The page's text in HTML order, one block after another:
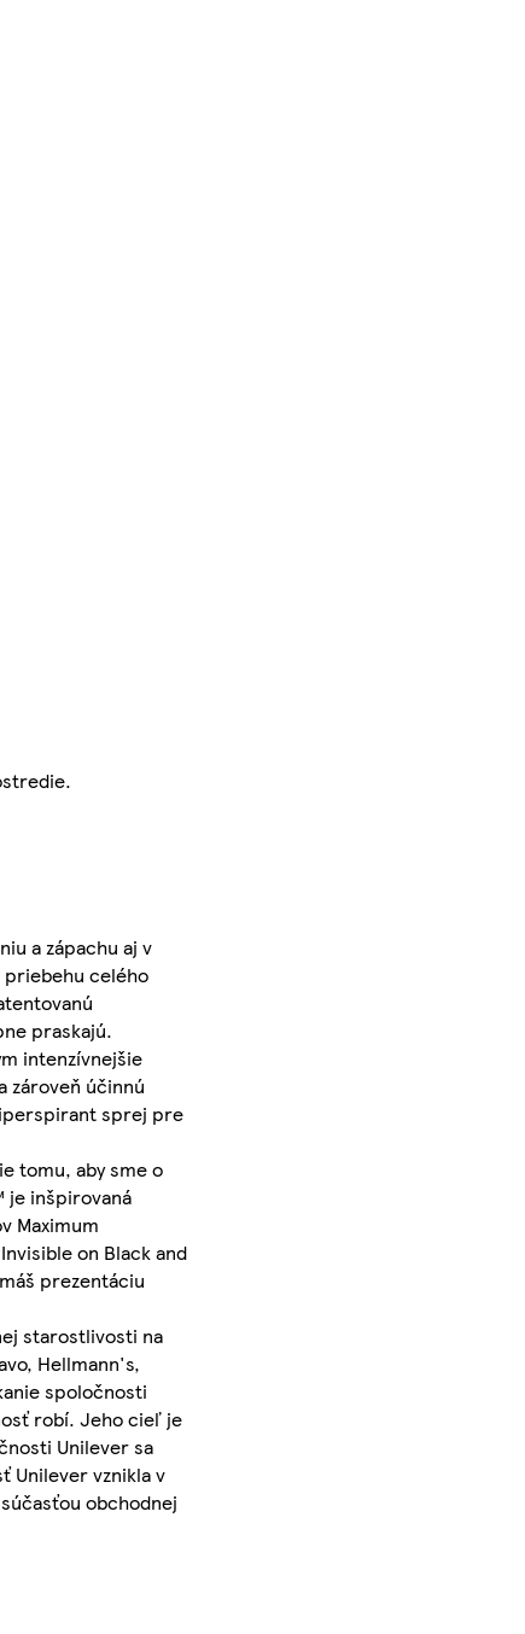
a zápachu aj v
priebehu celého
praskajú.
intenzívnejšie
zároveň účinnú
sprej pre
tomu, aby sme o
je inšpirovaná
Maximum
on Black and
prezentáciu
starostlivosti na
Hellmann's,
spoločnosti
robí. Jeho cieľ je
Unilever sa
Unilever vznikla v
obchodnej